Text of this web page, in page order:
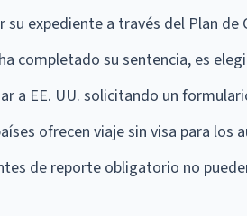
su expediente a través del Plan de
completado su sentencia, es
a EE. UU. solicitando un
ofrecen viaje sin visa para los
de reporte obligatorio no